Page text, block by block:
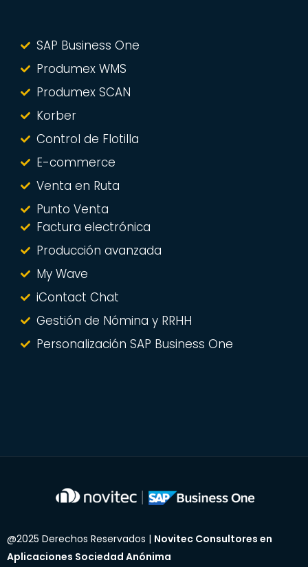
SAP Business One
Produmex WMS
Produmex SCAN
Korber
Control de Flotilla
E-commerce
Venta en Ruta
Punto Venta
Factura electrónica
Producción avanzada
My Wave
iContact Chat
Gestión de Nómina y RRHH
Personalización SAP Business One
@2025 Derechos Reservados | Novitec Consultores en
Aplicaciones Sociedad Anónima